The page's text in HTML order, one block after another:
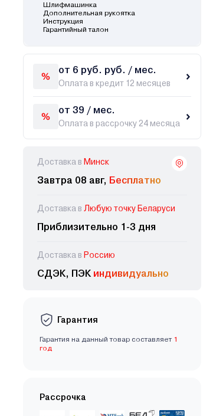
Шлифмашинка
Дополнительная рукоятка
Инструкция
Гарантийный талон
от 6 руб. руб. / мес.
Оплата в кредит 12 месяцев
от 39 / мес.
Оплата в рассрочку 24 месяца
Доставка в Минск
Завтра 08 авг, Бесплатно
Доставка в Любую точку Беларуси
Приблизительно 1-3 дня
Доставка в Россию
СДЭК, ПЭК индивидуально
Гарантия
Гарантия на данный товар составляет 1
год
Рассрочка